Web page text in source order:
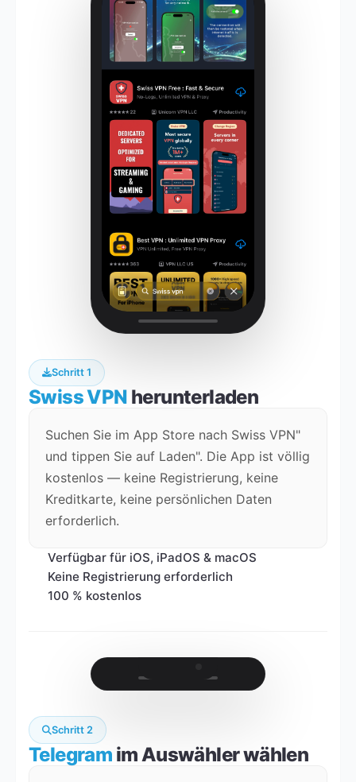
Schritt 1
Swiss VPN herunterladen
Suchen Sie im App Store nach Swiss VPN"
und tippen Sie auf Laden". Die App ist völlig
kostenlos — keine Registrierung, keine
Kreditkarte, keine persönlichen Daten
erforderlich.
Verfügbar für iOS, iPadOS & macOS
Keine Registrierung erforderlich
100 % kostenlos
Schritt 2
Telegram im Auswähler wählen